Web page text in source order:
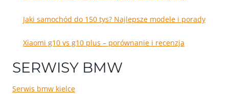
Jaki samochód do 150 tys? Najlepsze modele i porady
Xiaomi g10 vs g10 plus – porównanie i recenzja
SERWISY BMW
Serwis bmw kielce